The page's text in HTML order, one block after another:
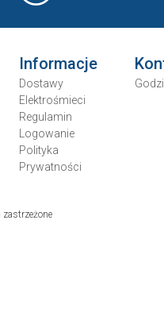
Informacje
Dostawy
Elektrośmieci
Regulamin
Logowanie
Polityka
Prywatności